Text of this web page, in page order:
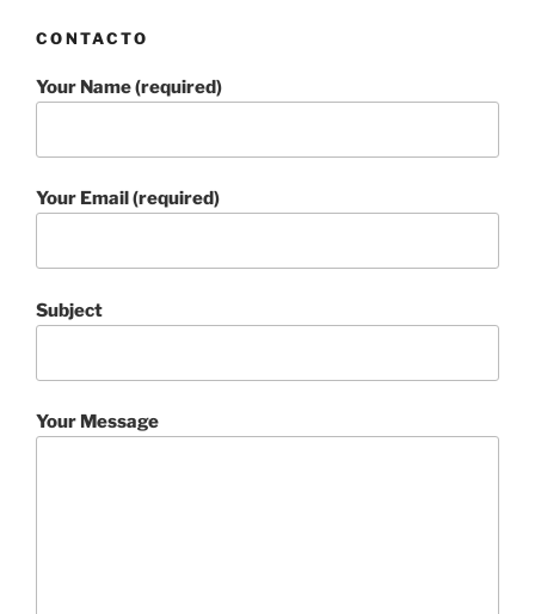
CONTACTO
Your Name (required)
Your Email (required)
Subject
Your Message